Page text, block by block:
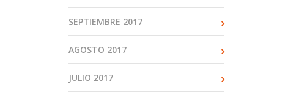
SEPTIEMBRE 2017
AGOSTO 2017
JULIO 2017